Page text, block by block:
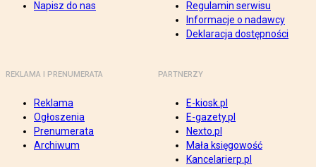
Napisz do nas
Regulamin serwisu
Informacje o nadawcy
Deklaracja dostępności
REKLAMA I PRENUMERATA
Reklama
Ogłoszenia
Prenumerata
Archiwum
PARTNERZY
E-kiosk.pl
E-gazety.pl
Nexto.pl
Mała księgowość
Kancelarierp.pl